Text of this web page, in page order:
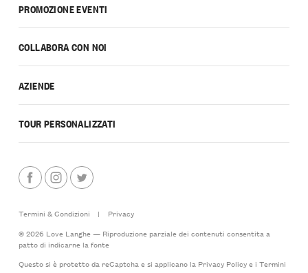
PROMOZIONE EVENTI
COLLABORA CON NOI
AZIENDE
TOUR PERSONALIZZATI
Termini & Condizioni |
Privacy
© 2026 Love Langhe — Riproduzione parziale dei contenuti consentita a
patto di indicarne la fonte
Questo si è protetto da reCaptcha e si applicano la Privacy Policye i Termini